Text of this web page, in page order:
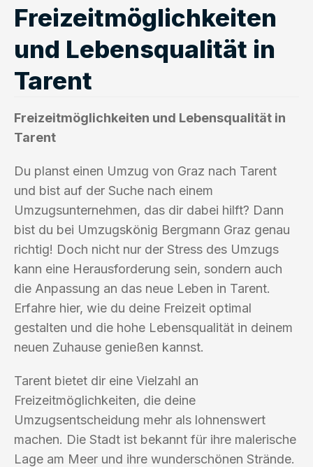
Freizeitmöglichkeiten
und Lebensqualität in
Tarent
Freizeitmöglichkeiten und Lebensqualität in
Tarent
Du planst einen Umzug von Graz nach Tarent
und bist auf der Suche nach einem
Umzugsunternehmen, das dir dabei hilft? Dann
bist du bei Umzugskönig Bergmann Graz genau
richtig! Doch nicht nur der Stress des Umzugs
kann eine Herausforderung sein, sondern auch
die Anpassung an das neue Leben in Tarent.
Erfahre hier, wie du deine Freizeit optimal
gestalten und die hohe Lebensqualität in deinem
neuen Zuhause genießen kannst.
Tarent bietet dir eine Vielzahl an
Freizeitmöglichkeiten, die deine
Umzugsentscheidung mehr als lohnenswert
machen. Die Stadt ist bekannt für ihre malerische
Lage am Meer und ihre wunderschönen Strände.